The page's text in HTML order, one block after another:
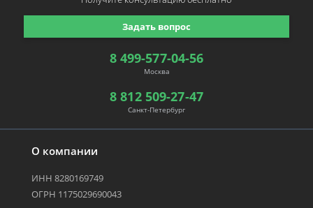
О компании
ИНН 8280169749
ОГРН 1175029690043
8 499-577-04-56
Москва
8 812 509-27-47
Санкт-Петербург
Задать вопрос